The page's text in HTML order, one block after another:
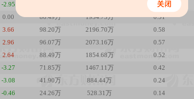
-2.95 0.45
0.00 86.49万 1934.73万 0.51
3.66 98.20万 2196.70万 0.58
2.96 96.07万 2073.16万 0.57
2.64 88.49万 1854.68万 0.52
-3.27 71.85万 1467.11万 0.42
-3.08 41.90万 884.44万 0.24
-0.46 24.26万 528.31万 0.14